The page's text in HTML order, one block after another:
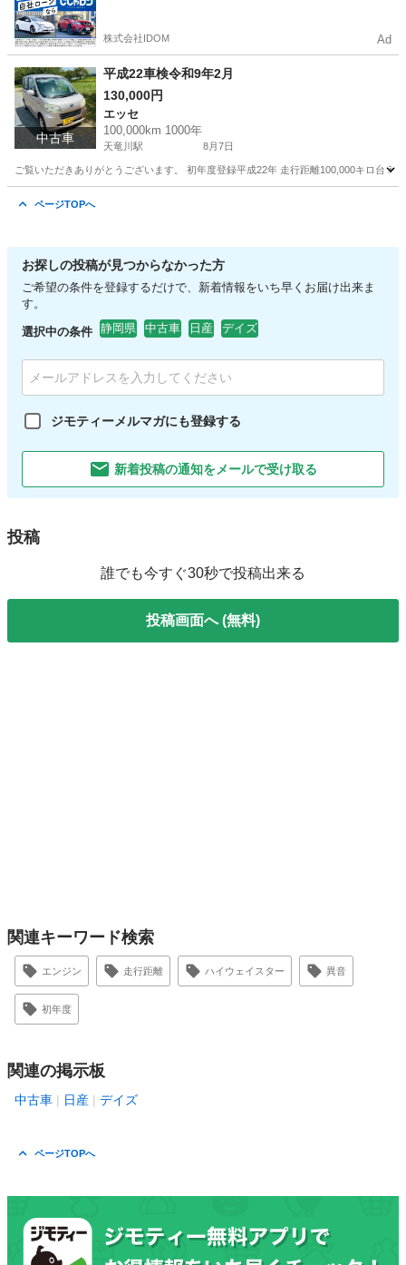
株式会社IDOM Ad
中古車
平成22車検令和9年2月
130,000円
エッセ
100,000km 1000年
天竜川駅 8月7日
ご覧いただきありがとうございます。 初年度登録平成22年 走行距離100,000キロ台
ページTOPへ
お探しの投稿が見つからなかった方
ご希望の条件を登録するだけで、新着情報をいち早くお届け出来ま
す。
選択中の条件 静岡県 中古車 日産 デイズ
ジモティーメルマガにも登録する
新着投稿の通知をメールで受け取る
投稿
誰でも今すぐ30秒で投稿出来る
投稿画面へ (無料)
関連キーワード検索
エンジン 走行距離 ハイウェイスター 異音
初年度
関連の掲示板
中古車 日産 デイズ
ページTOPへ